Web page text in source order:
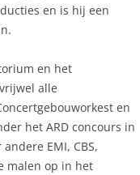
en is hij een
en het
alle
en
het ARD concours in
EMI, CBS,
malen op in het